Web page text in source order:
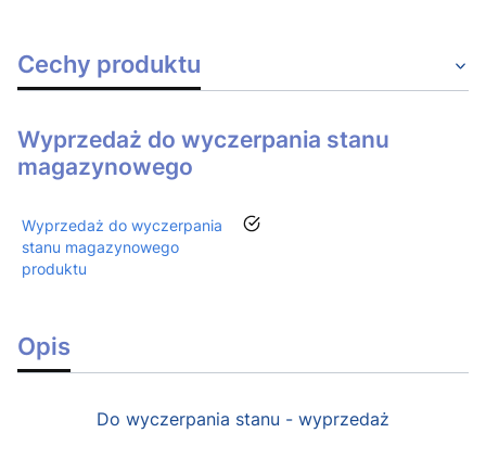
Cechy produktu
Wyprzedaż do wyczerpania stanu
magazynowego
Wyprzedaż do wyczerpania
stanu magazynowego
produktu
tak
Opis
Do wyczerpania stanu - wyprzedaż